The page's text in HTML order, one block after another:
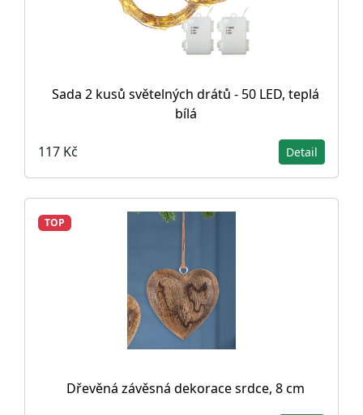
Sada 2 kusů světelných drátů - 50 LED, teplá
bílá
117 Kč Detail
TOP
Dřevěná závěsná dekorace srdce, 8 cm